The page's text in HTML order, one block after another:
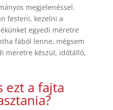
megjelenéssel.
festeni, kezelni a
egyedi méretre
fából lenne, mégsem
méretre készül, időtálló,
ezt a fajta